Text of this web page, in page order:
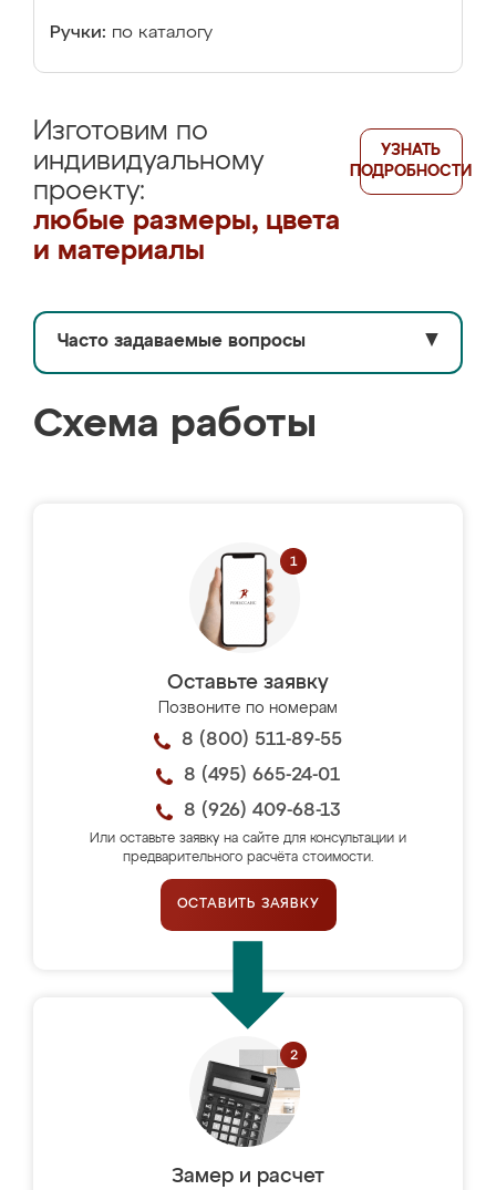
Ручки: по каталогу
Изготовим по
индивидуальному
проекту:
любые размеры, цвета
и материалы
УЗНАТЬ
ПОДРОБНОСТИ
Часто задаваемые вопросы ▼
Схема работы
Оставьте заявку
Позвоните по номерам
8 (800) 511-89-55
8 (495) 665-24-01
8 (926) 409-68-13
Или оставьте заявку на сайте для консультации и
предварительного расчёта стоимости.
ОСТАВИТЬ ЗАЯВКУ
Замер и расчет